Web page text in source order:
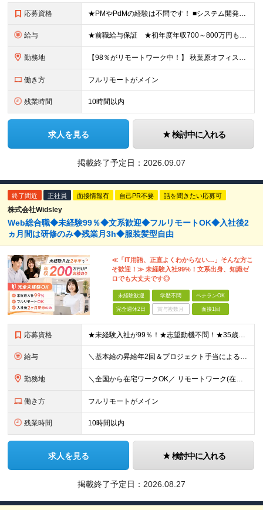
応募資格 ★PMやPdMの経験は不問です！ ■システム開発においてリーダーなどマネジメント経験をお持ちの方 ■学歴不問 ≪こんな方はぜびご応募ください≫ □リーダー経験を活かしてステップアップしたい □管理
給与 ★前職給与保証 ★初年度年収700～800万円も可能 月給50万円～90万円＋賞与年2回＋各種手当 ◎スキルや経験などを考慮。前職から給与アップをお約束します！ ◎上記月給には固定残業代30時間分
勤務地 【98％がリモートワーク中！】 秋葉原オフィス、または福岡オフィス ※転勤はありません ＜本社＞ 東京都台東区台東4-14-7 日警東京ビル5F ＜福岡営業所＞ 福岡県福岡市博多区博多駅前1-2
働き方 フルリモートがメイン
残業時間 10時間以内
求人を見る 検討中に入れる
掲載終了予定日： 2026.09.07
終了間近 正社員 面接情報有 自己PR不要 話を聞きたい応募可
株式会社Widsley
Web総合職◆未経験99％◆文系歓迎◆フルリモートOK◆入社後2
ヵ月間は研修のみ◆残業月3h◆服装髪型自由
≪「IT用語、正直よくわからない…」そんな方こ
そ歓迎！≫ 未経験入社99%！文系出身、知識ゼ
ロでも大丈夫です◎
未経験歓迎 学歴不問 ベテランOK
完全週休2日 賞与複数月 面接1回
応募資格 ★未経験入社が99％！★志望動機不問！★35歳以下（長期キャリア形成のため） ■職種・業界経験不問、第二新卒大歓迎！ ■学歴不問 ≪1つでも当てはまる方にピッタリです≫ ★ChatGPTやAIなど
給与 ＼基本給の昇給年2回＆プロジェクト手当による昇給年12回！！／ 【未経験者の場合】 月給26万円～50万円＋プロジェクト手当＋資格手当 ★スキルや経験を考慮の上、優遇します ★上記給与には固定残業
勤務地 ＼全国から在宅ワークOK／ リモートワーク(在宅勤務)or東京23区、大阪のお客様先での勤務 ★転勤はありません ★希望をもとに配属先を決定します ★リモートワーク率5割強 ★フルリモートの場合は通
働き方 フルリモートがメイン
残業時間 10時間以内
求人を見る 検討中に入れる
掲載終了予定日： 2026.08.27